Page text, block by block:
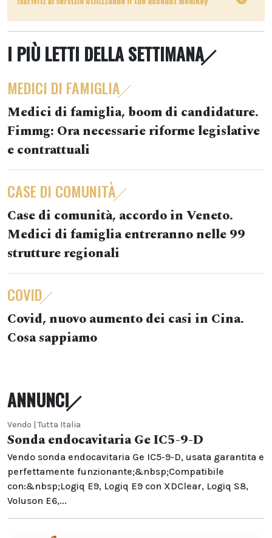
I PIÙ LETTI DELLA SETTIMANA
MEDICI DI FAMIGLIA
Medici di famiglia, boom di candidature.
Fimmg: Ora necessarie riforme legislative
e contrattuali
CASE DI COMUNITÀ
Case di comunità, accordo in Veneto.
Medici di famiglia entreranno nelle 99
strutture regionali
COVID
Covid, nuovo aumento dei casi in Cina.
Cosa sappiamo
ANNUNCI
Vendo | Tutta Italia
Sonda endocavitaria Ge IC5-9-D
Vendo sonda endocavitaria Ge IC5-9-D, usata garantita e
perfettamente funzionante;&nbsp;Compatibile
con:&nbsp;Logiq E9, Logiq E9 con XDClear, Logiq S8,
Voluson E6,...